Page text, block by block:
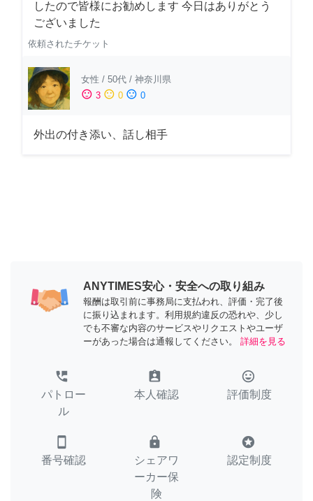
したので皆様にお勧めします 今日はありがとう
ございました
依頼されたチケット
女性 / 50代 / 神奈川県
sentiment_satisfied 3 sentiment_neutral 0 sentiment_dissatisfied 0
外出の付き添い、話し相手
ANYTIMES安心・安全への取り組み
報酬は取引前に事務局に支払われ、評価・完了後
に振り込まれます。利用規約違反の恐れや、少し
でも不審な内容のサービスやリクエストやユーザ
ーがあった場合は通報してください。
詳細を見る
perm_phone_msg
パトロー
ル
assignment_ind
本人確認
tag_faces
評価制度
smartphone
番号確認
lock
シェアワ
ーカー保
険
stars
認定制度